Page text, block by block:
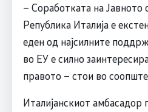
– Соработката на Јавното
Република Италија е
еден од најсилните
во ЕУ е силно
правото – стои во
Италијанскиот амбасадор